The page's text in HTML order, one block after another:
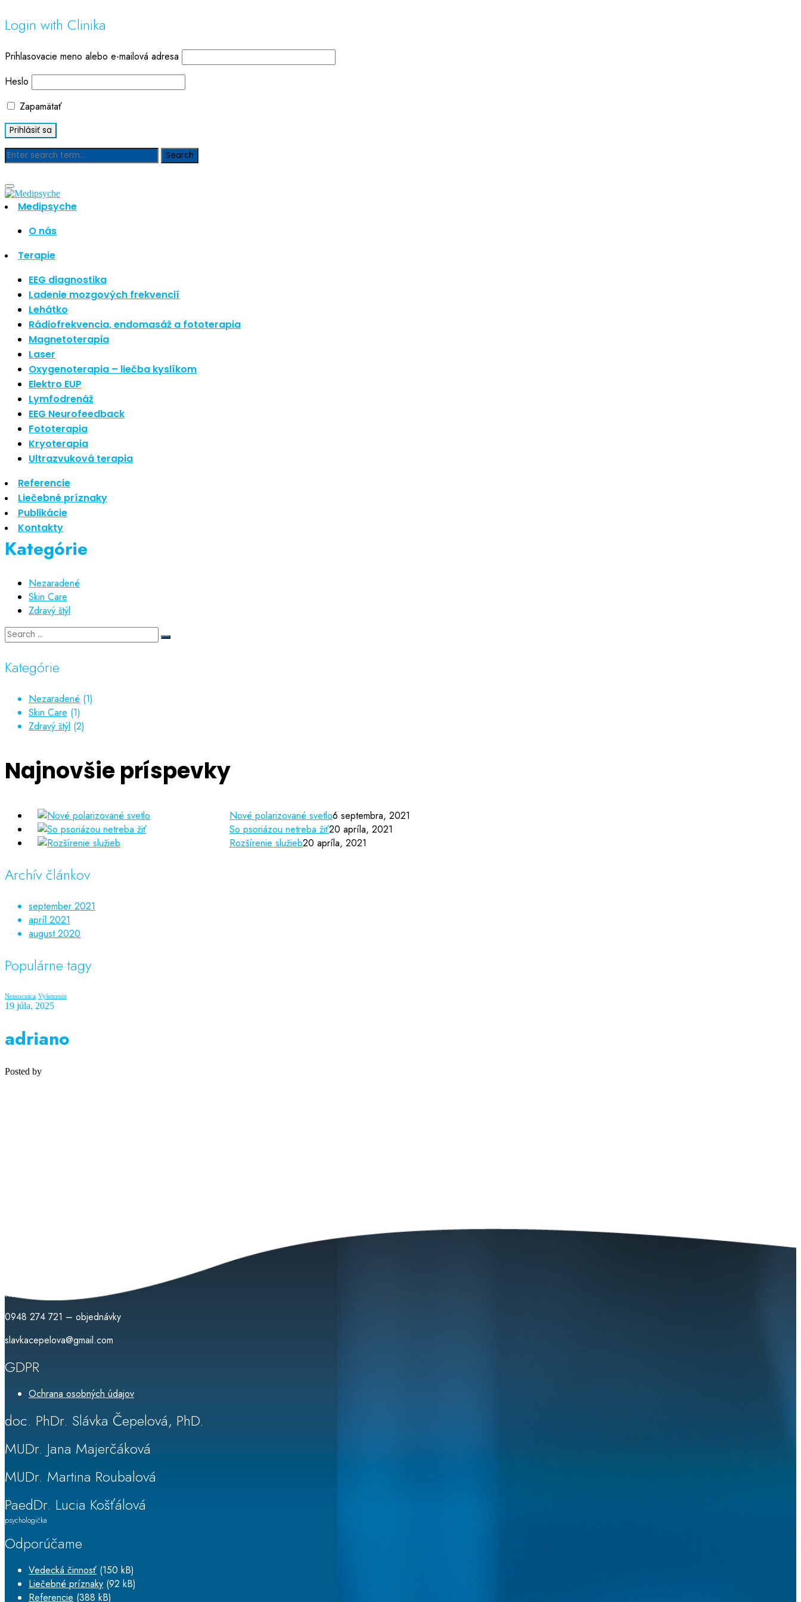
Login with Clinika
Prihlasovacie meno alebo e-mailová adresa
Heslo
Zapamätať
Medipsyche
O nás
Terapie
EEG diagnostika
Ladenie mozgových frekvencií
Lehátko
Rádiofrekvencia, endomasáž a fototerapia
Magnetoterapia
Laser
Oxygenoterapia – liečba kyslíkom
Elektro EUP
Lymfodrenáž
EEG Neurofeedback
Fototerapia
Kryoterapia
Ultrazvuková terapia
Referencie
Liečebné príznaky
Publikácie
Kontakty
Blog
Hľadať
Najnovšie články
Nové polarizované svetlo
So psoriázou netreba žiť
Rozšírenie služieb
Hudba a vývoj mozgu
Najnovšie komentáre
Žiadne komentáre na zobrazenie.
Archív
september 2021
apríl 2021
august 2020
Kategórie
Nezaradené
Skin Care
Zdravý štýl
Kategórie
Nezaradené (1)
Skin Care (1)
Zdravý štýl (2)
Najnovšie príspevky
Nové polarizované svetlo6 septembra, 2021
So psoriázou netreba žiť20 apríla, 2021
Rozšírenie služieb20 apríla, 2021
Archív článkov
september 2021
apríl 2021
august 2020
Populárne tagy
Nemocnica Vyšetrenie
19 júla, 2025
adriano
Posted by
Košecká 32/25, Ilava
0948 274 721 – objednávky
slavkacepelova@gmail.com
GDPR
Ochrana osobných údajov
doc. PhDr. Slávka Čepelová, PhD.
MUDr. Jana Majerčáková
MUDr. Martina Roubalová
PaedDr. Lucia Košťálová
psychologička
Odporúčame
Vedecká činnosť (150 kB)
Liečebné príznaky (92 kB)
Referencie (388 kB)